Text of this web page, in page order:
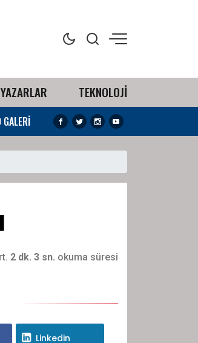
YAZARLAR TEKNOLOJİ
GALERİ
2 dk. 3 sn. okuma süresi
Linkedin